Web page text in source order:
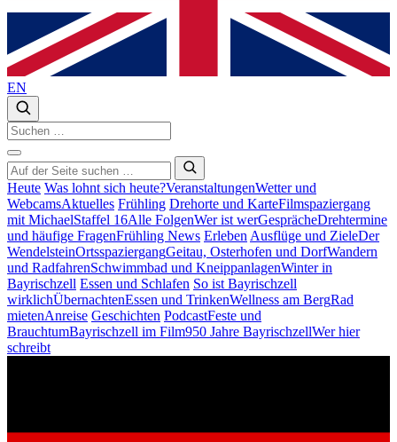
EN
Heute Was lohnt sich heute?VeranstaltungenWetter und
WebcamsAktuelles Frühling Drehorte und KarteFilmspaziergang
mit MichaelStaffel 16Alle FolgenWer ist werGesprächeDrehtermine
und häufige FragenFrühling News Erleben Ausflüge und ZieleDer
WendelsteinOrtsspaziergangGeitau, Osterhofen und DorfWandern
und RadfahrenSchwimmbad und KneippanlagenWinter in
Bayrischzell Essen und Schlafen So ist Bayrischzell
wirklichÜbernachtenEssen und TrinkenWellness am BergRad
mietenAnreise Geschichten PodcastFeste und
BrauchtumBayrischzell im Film950 Jahre BayrischzellWer hier
schreibt